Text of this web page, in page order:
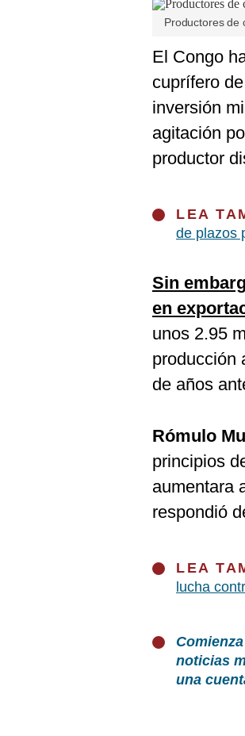
Productores de
El Congo
cuprífero
inversión
agitación
productor
LEA
de plazos
Sin
en
unos 2.95
producción
de años
Rómulo
principios
aumentara
respondió
LEA
lucha
noticias
una